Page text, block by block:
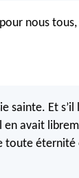
nous
sainte. Et s’il
en avait
toute éternité